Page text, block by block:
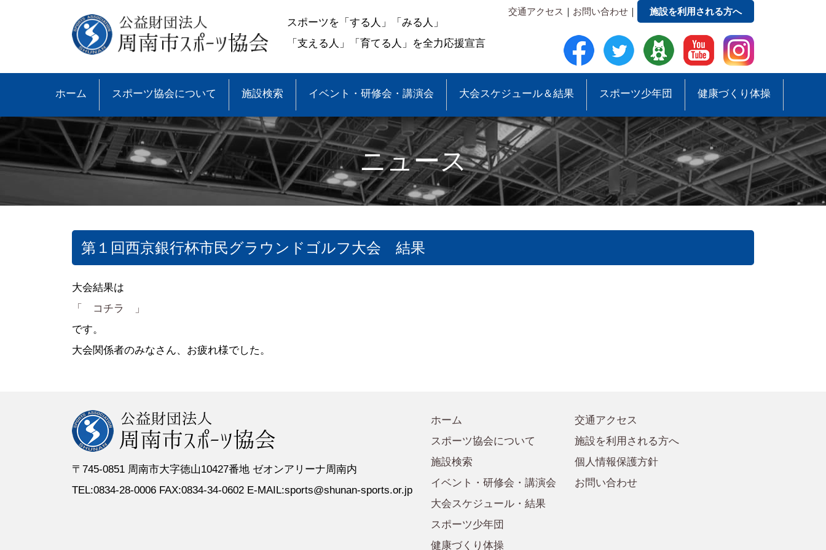
スポーツを「する人」「みる人」
「支える人」「育てる人」を全力応援宣言
交通アクセス ｜ お問い合わせ ｜ 施設を利用される方へ
ホーム スポーツ協会について
●諸規則
●事業報告
●事務局への質問・お問合せ
施設検索 イベント・研修会・講演会 大会スケジュール＆結果
●大会情報＆結果
スポーツ少年団
●スポーツ少年団とは
●登録スポーツ少年団
●スポーツ少年団大会情報
●各種申請・報告書 ●スポーツ少年団助成事業
健康づくり体操
ニュース
第１回西京銀行杯市民グラウンドゴルフ大会 結果
大会結果は
「 コチラ 」
です。
大会関係者のみなさん、お疲れ様でした。
〒745-0851 周南市大字徳山10427番地 ゼオンアリーナ周南内
TEL:0834-28-0006 FAX:0834-34-0602 E-MAIL:sports@shunan-sports.or.jp
ホーム
スポーツ協会について
施設検索
イベント・研修会・講演会
大会スケジュール・結果
スポーツ少年団
健康づくり体操
交通アクセス
施設を利用される方へ
個人情報保護方針
お問い合わせ